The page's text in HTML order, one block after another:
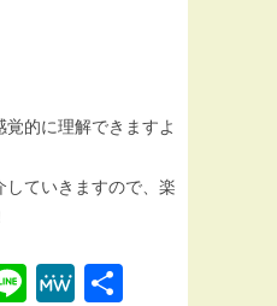
的に理解できますよ
ていきますので、楽
LineMeWe